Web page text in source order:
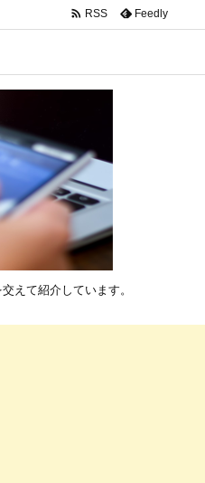
 RSS Feedly
えて紹介しています。